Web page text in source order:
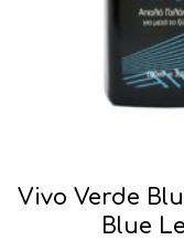
Vivo Verde
Blue